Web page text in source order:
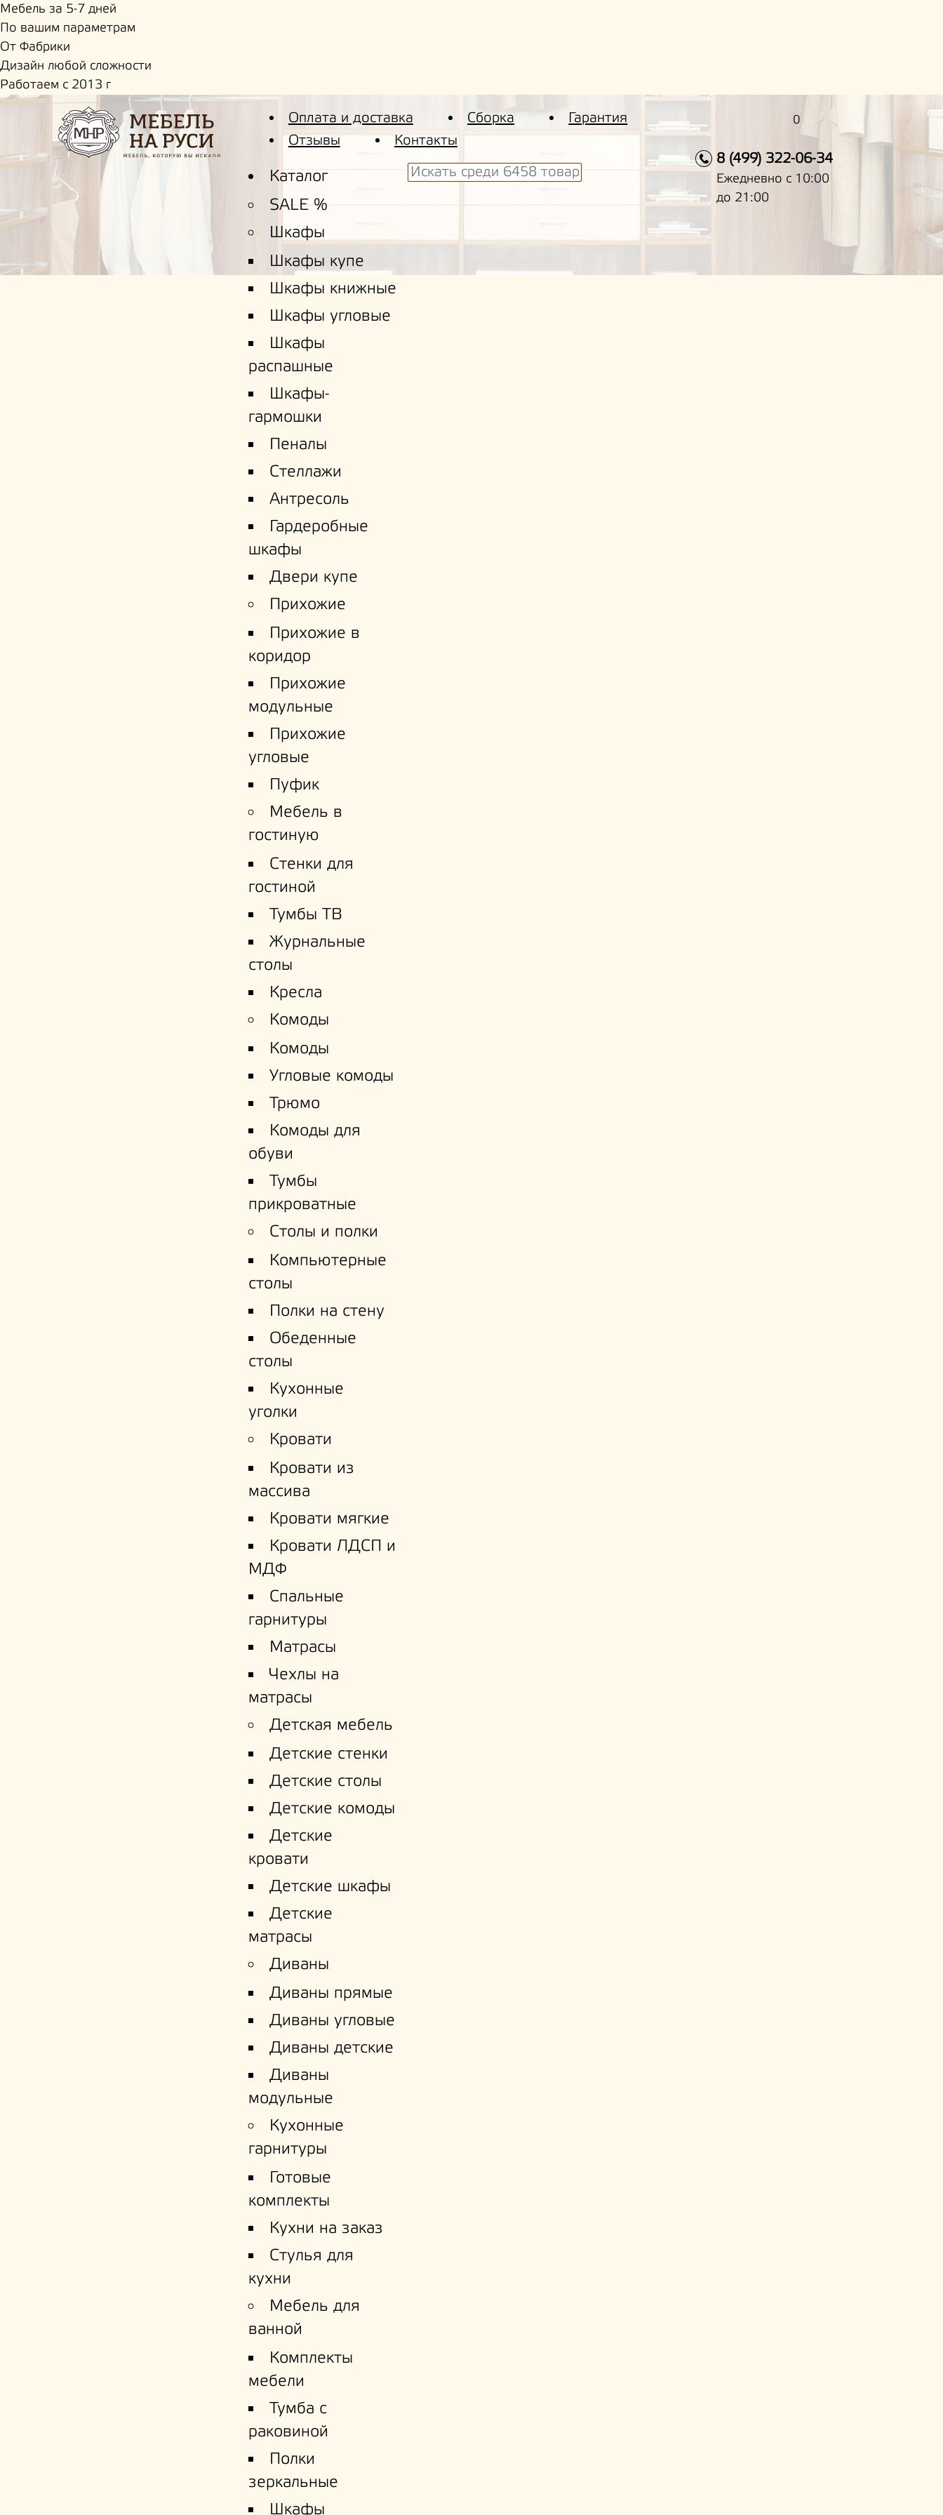
Мебель за 5-7 дней
По вашим параметрам
От Фабрики
Дизайн любой сложности
Работаем с 2013 г
Оплата и доставка Сборка
Гарантия
Отзывы
Контакты
Каталог
SALE %
Шкафы
Шкафы купе
Шкафы книжные
Шкафы угловые
Шкафы
распашные
Шкафы-
гармошки
Пеналы
Стеллажи
Антресоль
Гардеробные
шкафы
Двери купе
Прихожие
Прихожие в
коридор
Прихожие
модульные
Прихожие
угловые
Пуфик
Мебель в
гостиную
Стенки для
гостиной
Тумбы ТВ
Журнальные
столы
Кресла
Комоды
Комоды
Угловые комоды
Трюмо
Комоды для
обуви
Тумбы
прикроватные
Столы и полки
Компьютерные
столы
Полки на стену
Обеденные
столы
Кухонные
уголки
Кровати
Кровати из
массива
Кровати мягкие
Кровати ЛДСП и
МДФ
Спальные
гарнитуры
Матрасы
Чехлы на
матрасы
Детская мебель
Детские стенки
Детские столы
Детские комоды
Детские
кровати
Детские шкафы
Детские
матрасы
Диваны
Диваны прямые
Диваны угловые
Диваны детские
Диваны
модульные
Кухонные
гарнитуры
Готовые
комплекты
Кухни на заказ
Стулья для
кухни
Мебель для
ванной
Комплекты
мебели
Тумба с
раковиной
Полки
зеркальные
Шкафы
0
8 (499) 322-06-34
Ежедневно с 10:00
до 21:00